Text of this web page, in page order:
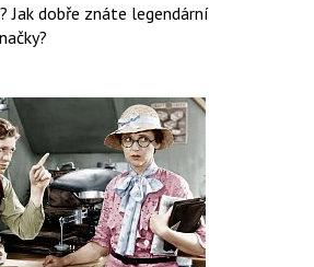
Jak dobře znáte legendární